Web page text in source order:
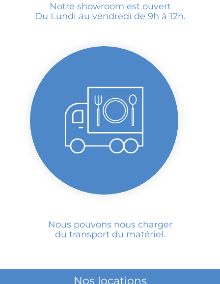
Notre showroom est ouvert
Du Lundi au vendredi de 9h à 12h.
Nous pouvons nous charger
du transport du matériel.
Nos locations